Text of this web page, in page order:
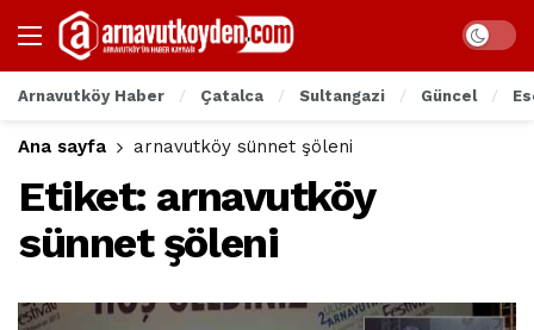
Arnavutköy Haber Çatalca Sultangazi Güncel
Ana sayfa arnavutköy sünnet şöleni
Etiket: arnavutköy
sünnet şöleni